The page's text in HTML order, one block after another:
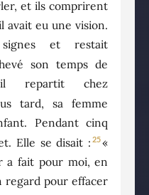
et ils comprirent
avait eu une vision.
et restait
son temps de
il repartit chez
tard, sa femme
Pendant cinq
Elle se disait : 25«
a fait pour moi, en
regard pour effacer